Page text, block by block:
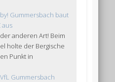
Gummersbach baut
aus
anderen Art! Beim
holte der Bergische
Punkt in
Gummersbach